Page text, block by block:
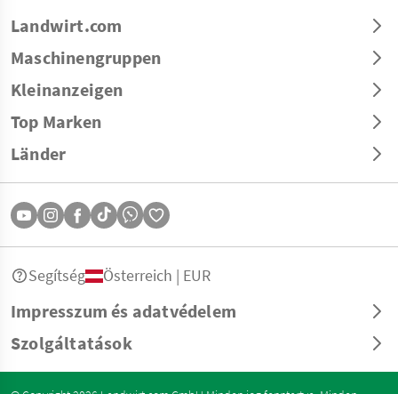
Landwirt.com
Maschinengruppen
Kleinanzeigen
Top Marken
Länder
Impresszum és adatvédelem
Szolgáltatások
Segítség Österreich | EUR